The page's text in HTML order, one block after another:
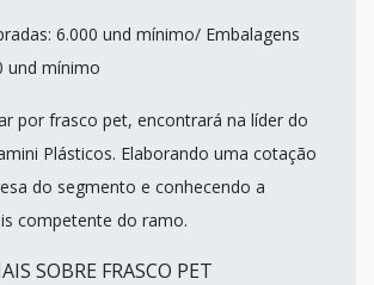
6.000 und mínimo/ Embalagens
und mínimo
por frasco pet, encontrará na líder do
Plásticos. Elaborando uma cotação
do segmento e conhecendo a
competente do ramo.
SOBRE FRASCO PET